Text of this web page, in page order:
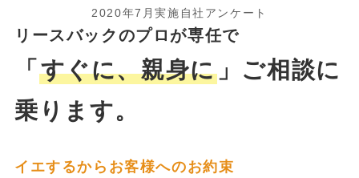
2020年7月実施自社アンケート
リースバックのプロが専任で
「 すぐに、親身に」ご相談に
乗ります。
イエするからお客様へのお約束